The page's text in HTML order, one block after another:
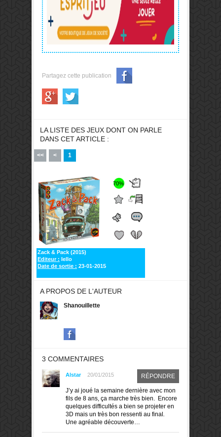
Partagez cette publication
LA LISTE DES JEUX DONT ON PARLE
DANS CET ARTICLE :
<< < 1
70%
Zack & Pack (2015)
Editeur : Iello
Date de sortie : 23-01-2015
A PROPOS DE L'AUTEUR
Shanouillette
3 COMMENTAIRES
Alstar 20/01/2015 RÉPONDRE
J’y ai joué la semaine dernière avec mon
fils de 8 ans, ça marche très bien. Encore
quelques difficultés a bien se projeter en
3D mais un très bon ressenti au final .
Une agréable découverte…